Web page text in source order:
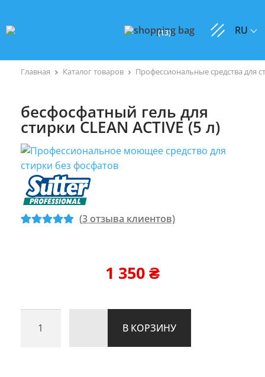
(13) RU
Главная Каталог товаров Профессиональные средства для
бесфосфатный гель для
стирки CLEAN ACTIVE (5 л)
(3отзыва клиентов)
1 350₴
товара
В КОРЗИНУ